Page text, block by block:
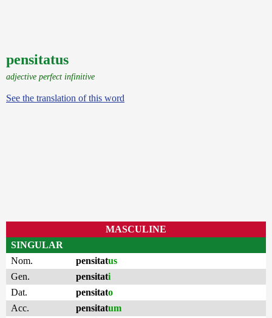
pensitatus
adjective perfect infinitive
See the translation of this word
MASCULINE
SINGULAR
Nom.
pensitatus
Gen.
pensitati
Dat.
pensitato
Acc.
pensitatum